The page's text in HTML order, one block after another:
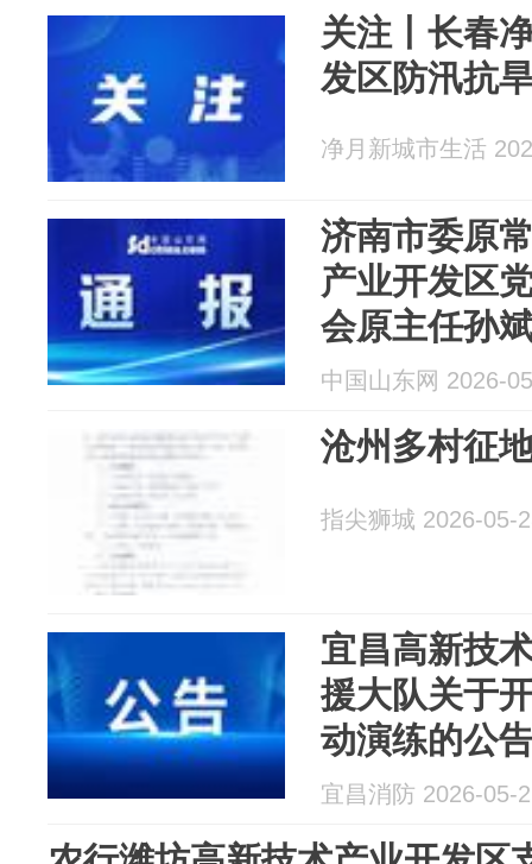
关注丨长春
发区防汛抗
净月新城市生活
济南市委原
产业开发区
会原主任孙
中国山东网 2026-
沧州多村征
指尖狮城 2026-05-
宜昌高新技
援大队关于
动演练的公
宜昌消防 2026-05-